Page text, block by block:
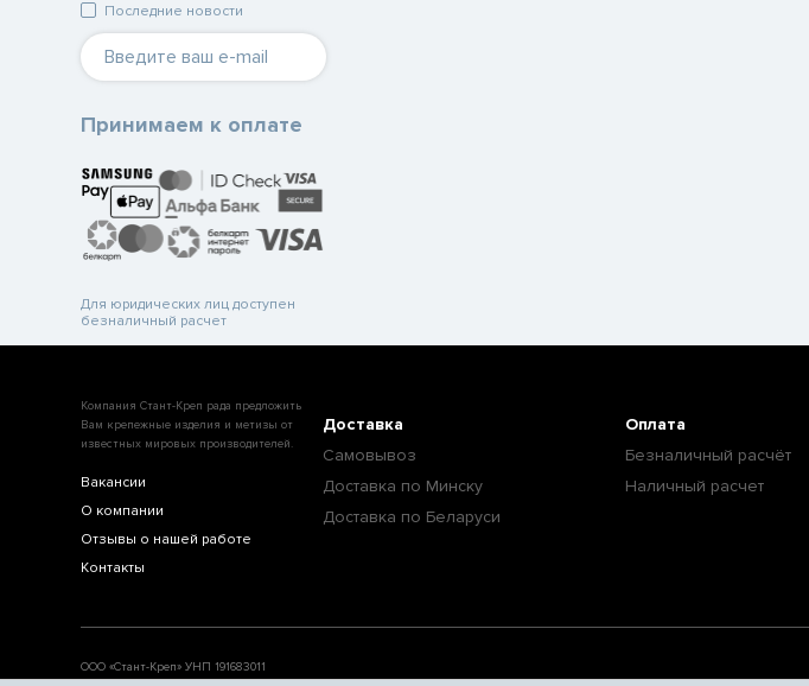
Последние новости
Принимаем к оплате
Для юридических лиц доступен
безналичный расчет
Компания Стант-Креп рада предложить
Вам крепежные изделия и метизы от
известных мировых производителей.
Вакансии
О компании
Отзывы о нашей работе
Контакты
Доставка
Самовывоз
Доставка по Минску
Доставка по Беларуси
Оплата
Безналичный расчёт
Наличный расчет
ООО «Стант-Креп» УНП 191683011